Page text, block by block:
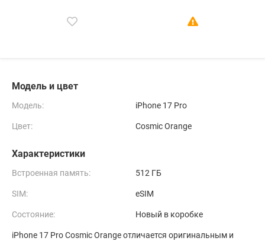
Модель и цвет
Модель: iPhone 17 Pro
Цвет: Cosmic Orange
Характеристики
Встроенная память: 512 ГБ
SIM: eSIM
Состояние: Новый в коробке
iPhone 17 Pro Cosmic Orange отличается оригинальным и